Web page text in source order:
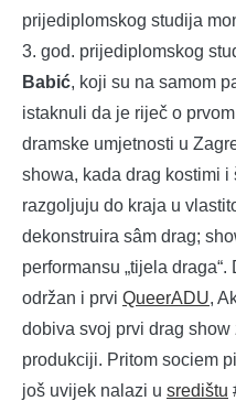
prijediplomskog studija
3. god. prijediplomskog
Babić, koji su na samom
istaknuli da je riječ o
dramske umjetnosti u
showa, kada drag kostimi i
razgoljuju do kraja u
dekonstruira sâm drag;
performansu „tijela
održan i prvi QueerADU,
dobiva svoj prvi drag
produkciji. Pritom sociem
još uvijek nalazi u središtu